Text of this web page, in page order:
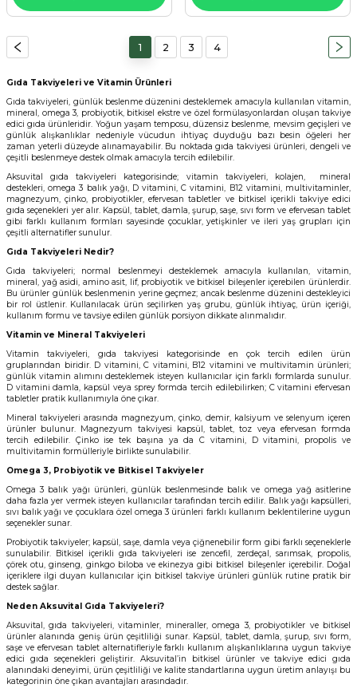
1 2 3 4
Gıda Takviyeleri ve Vitamin Ürünleri
Gıda takviyeleri, günlük beslenme düzenini desteklemek amacıyla kullanılan vitamin,
mineral , omega 3, probiyotik, bitkisel ekstre ve özel formülasyonlardan oluşan takviye
edici gıda ürünleridir. Yoğun yaşam temposu, düzensiz beslenme, mevsim geçişleri ve
günlük alışkanlıklar nedeniyle vücudun ihtiyaç duyduğu bazı besin öğeleri her
zaman yeterli düzeyde alınamayabilir. Bu noktada gıda takviyesi ürünleri, dengeli ve
çeşitli beslenmeye destek olmak amacıyla tercih edilebilir.
Aksuvital gıda takviyeleri kategorisinde; vitamin takviyeleri, kolajen, mineral
destekleri, omega 3 balık yağı, D vitamini, C vitamini, B12 vitamini, multivitaminler,
magnezyum, çinko, probiyotikler, efervesan tabletler ve bitkisel içerikli takviye edici
gıda seçenekleri yer alır. Kapsül, tablet, damla, şurup, saşe, sıvı form ve efervesan tablet
gibi farklı kullanım formları sayesinde çocuklar, yetişkinler ve ileri yaş grupları için
çeşitli alternatifler sunulur.
Gıda Takviyeleri Nedir?
Gıda takviyeleri; normal beslenmeyi desteklemek amacıyla kullanılan, vitamin,
mineral, yağ asidi, amino asit, lif, probiyotik ve bitkisel bileşenler içerebilen ürünlerdir.
Bu ürünler günlük beslenmenin yerine geçmez; ancak beslenme düzenini destekleyici
bir rol üstlenir. Kullanılacak ürün seçilirken yaş grubu, günlük ihtiyaç, ürün içeriği,
kullanım formu ve tavsiye edilen günlük porsiyon dikkate alınmalıdır.
Vitamin ve Mineral Takviyeleri
Vitamin takviyeleri, gıda takviyesi kategorisinde en çok tercih edilen ürün
gruplarından biridir. D vitamini, C vitamini, B12 vitamini ve multivitamin ürünleri;
günlük vitamin alımını desteklemek isteyen kullanıcılar için farklı formlarda sunulur.
D vitaminidamla, kapsül veya spreyformda tercih edilebilirken; C vitamini efervesan
tabletler pratik kullanımıyla öne çıkar.
Mineral takviyeleri arasında magnezyum, çinko, demir, kalsiyum ve selenyum içeren
ürünler bulunur. Magnezyum takviyesi kapsül, tablet, toz veya efervesan formda
tercih edilebilir. Çinko ise tek başına ya da C vitamini, D vitamini, propolis ve
multivitamin formülleriyle birlikte sunulabilir.
Omega 3, Probiyotik ve Bitkisel Takviyeler
Omega 3 balık yağı ürünleri, günlük beslenmesinde balık ve omega yağ asitlerine
daha fazla yer vermek isteyen kullanıcılar tarafından tercih edilir. Balık yağı kapsülleri,
sıvı balık yağı ve çocuklara özel omega 3 ürünleri farklı kullanım beklentilerine uygun
seçenekler sunar.
Probiyotik takviyeler; kapsül, saşe, damla veya çiğnenebilir form gibi farklı seçeneklerle
sunulabilir. Bitkisel içerikli gıda takviyeleri ise zencefil, zerdeçal, sarımsak, propolis,
çörek otu, ginseng, ginkgo biloba ve ekinezya gibi bitkisel bileşenler içerebilir. Doğal
içeriklere ilgi duyan kullanıcılar için bitkisel takviye ürünleri günlük rutine pratik bir
destek sağlar.
Neden Aksuvital Gıda Takviyeleri?
Aksuvital, gıda takviyeleri, vitaminler, mineraller, omega 3, probiyotikler ve bitkisel
ürünler alanında geniş ürün çeşitliliği sunar. Kapsül, tablet, damla, şurup, sıvı form,
saşe ve efervesan tablet alternatifleriyle farklı kullanım alışkanlıklarına uygun takviye
edici gıda seçenekleri geliştirir. Aksuvital’in bitkisel ürünler ve takviye edici gıda
alanındaki deneyimi, ürün çeşitliliği ve kalite standartlarına uygun üretim anlayışı bu
kategorinin öne çıkan avantajları arasındadır.